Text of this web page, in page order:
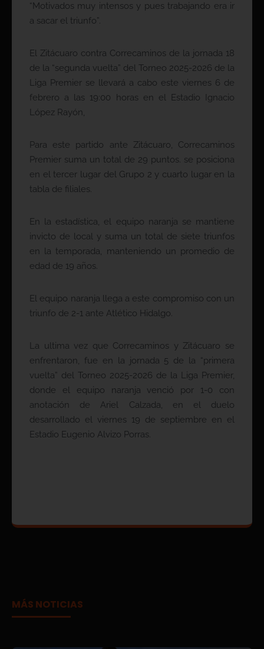
“Motivados muy intensos y pues trabajando era ir
a sacar el triunfo”.
El Zitácuaro contra Correcaminos de la jornada 18
de la “segunda vuelta” del Torneo 2025-2026 de la
Liga Premier se llevará a cabo este viernes 6 de
febrero a las 19:00 horas en el Estadio Ignacio
López Rayón,
Para este partido ante Zitácuaro, Correcaminos
Premier suma un total de 29 puntos. se posiciona
en el tercer lugar del Grupo 2 y cuarto lugar en la
tabla de filiales.
En la estadística, el equipo naranja se mantiene
invicto de local y suma un total de siete triunfos
en la temporada, manteniendo un promedio de
edad de 19 años.
El equipo naranja llega a este compromiso con un
triunfo de 2-1 ante Atlético Hidalgo.
La ultima vez que Correcaminos y Zitácuaro se
enfrentaron, fue en la jornada 5 de la “primera
vuelta” del Torneo 2025-2026 de la Liga Premier,
donde el equipo naranja venció por 1-0 con
anotación de Ariel Calzada, en el duelo
desarrollado el viernes 19 de septiembre en el
Estadio Eugenio Alvizo Porras.
MÁS NOTICIAS